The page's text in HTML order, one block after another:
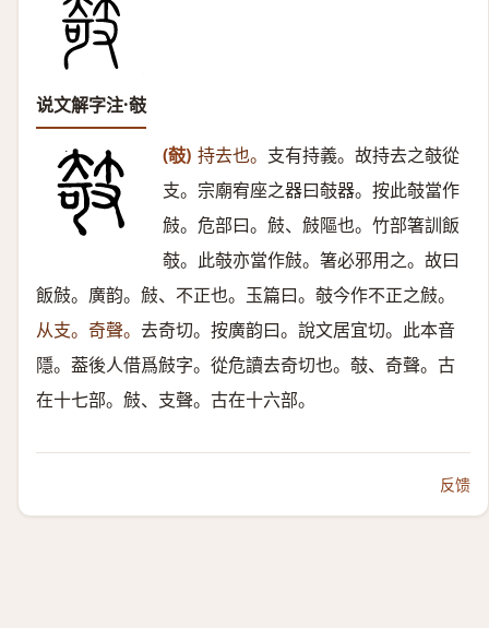
说文解字注·攲
(攲) 持去也。 支有持義。故持去之攲從
支。宗廟宥座之器曰攲器。按此攲當作
㩻。危部曰。㩻、㩻䧢也。竹部箸訓飯
攲。此攲亦當作㩻。箸必邪用之。故曰
飯㩻。廣韵。㩻、不正也。玉篇曰。攲今作不正之㩻。
从支。奇聲。 去奇切。按廣韵曰。說文居宜切。此本音
隱。葢後人借爲㩻字。從危讀去奇切也。攲、奇聲。古
在十七部。㩻、支聲。古在十六部。
反馈